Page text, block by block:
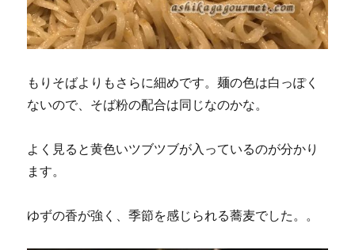
もりそばよりもさらに細めです。麺の色は白っぽく
ないので、そば粉の配合は同じなのかな。
よく見ると黄色いツブツブが入っているのが分かり
ます。
ゆずの香が強く、季節を感じられる蕎麦でした。。